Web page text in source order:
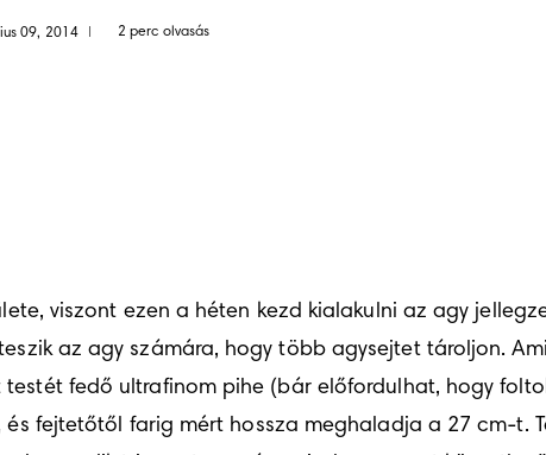
09, 2014 2 perc olvasás
viszont ezen a héten kezd kialakulni az agy
az agy számára, hogy több agysejtet tároljon.
fedő ultrafinom pihe (bár előfordulhat, hogy
fejtetőtől farig mért hossza meghaladja a 27 cm-t.